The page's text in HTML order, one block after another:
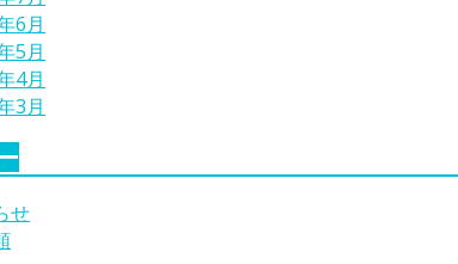
6月
5月
4月
3月
せ